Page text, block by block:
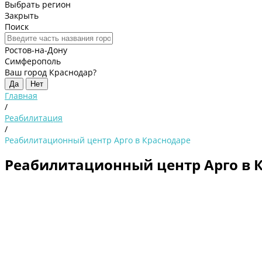
Выбрать регион
Закрыть
Поиск
Ростов-на-Дону
Симферополь
Ваш город Краснодар?
Да Нет
Главная
/
Реабилитация
/
Реабилитационный центр Арго в Краснодаре
Реабилитационный центр Арго в